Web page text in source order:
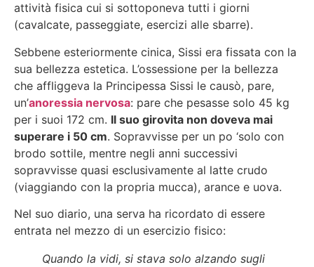
attività fisica cui si sottoponeva tutti i giorni
(cavalcate, passeggiate, esercizi alle sbarre).
Sebbene esteriormente cinica, Sissi era fissata con la
sua bellezza estetica. L’ossessione per la bellezza
che affliggeva la Principessa Sissi le causò, pare,
un’anoressia nervosa: pare che pesasse solo 45 kg
per i suoi 172 cm. Il suo girovita non doveva mai
superare i 50 cm. Sopravvisse per un po ‘solo con
brodo sottile, mentre negli anni successivi
sopravvisse quasi esclusivamente al latte crudo
(viaggiando con la propria mucca), arance e uova.
Nel suo diario, una serva ha ricordato di essere
entrata nel mezzo di un esercizio fisico:
Quando la vidi, si stava solo alzando sugli